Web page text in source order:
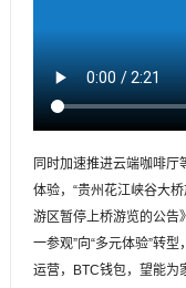
同时加速推进云端咖啡
体验，“贵州花江峡谷大
游区暂停上桥游览的公告
一参观”向“多元体验”转
运营，BTC钱包，望能为